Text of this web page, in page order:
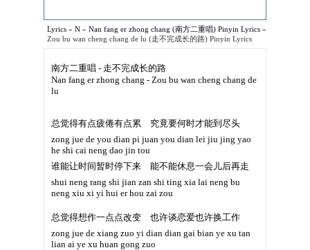
Lyrics » N » Nan fang er zhong chang (南方二重唱) Pinyin Lyrics »
Zou bu wan cheng chang de lu (走不完成长的路) Pinyin Lyrics
南方二重唱 - 走不完成长的路
Nan fang er zhong chang - Zou bu wan cheng chang de
lu
总觉得有点疲倦有点累 究竟要何时才能到尽头
zong jue de you dian pi juan you dian lei jiu jing yao
he shi cai neng dao jin tou
谁能让时间暂时停下来 能不能休息一会儿后再走
shui neng rang shi jian zan shi ting xia lai neng bu
neng xiu xi yi hui er hou zai zou
总觉得想作一点点改变 也许谈恋爱也许换工作
zong jue de xiang zuo yi dian dian gai bian ye xu tan
lian ai ye xu huan gong zuo